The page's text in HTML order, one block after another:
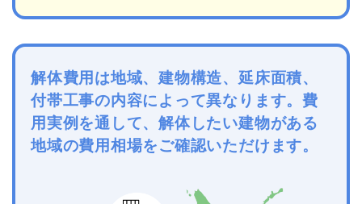
解体費用は地域、建物構造、延床面積、
付帯工事の内容によって異なります。費
用実例を通して、解体したい建物がある
地域の費用相場をご確認いただけます。